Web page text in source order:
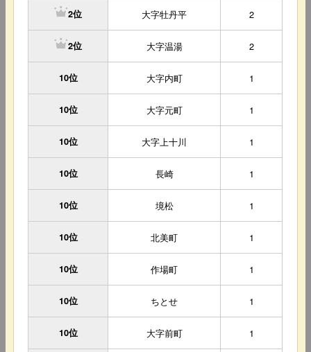
2位 大字牡丹平 2
2位 大字温湯 2
10位 大字内町 1
10位 大字元町 1
10位 大字上十川 1
10位 長崎 1
10位 境松 1
10位 北美町 1
10位 作場町 1
10位 ちとせ 1
10位 大字前町 1